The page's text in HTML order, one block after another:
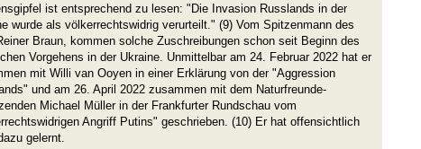
ist entsprechend zu lesen: "Die Invasion Russlands in der
wurde als völkerrechtswidrig verurteilt." (9) Vom Spitzenmann des
Braun, kommen solche Zuschreibungen schon seit Beginn des
Vorgehens in der Ukraine. Unmittelbar am 24. Februar 2022 hat er
mit Willi van Ooyen in einer Erklärung von der "Aggression
und am 26. April 2022 zusammen mit dem Naturfreunde-
Michael Müller in der Frankfurter Rundschau vom
Angriff Putins" geschrieben. (10) Er hat offensichtlich
gelernt.